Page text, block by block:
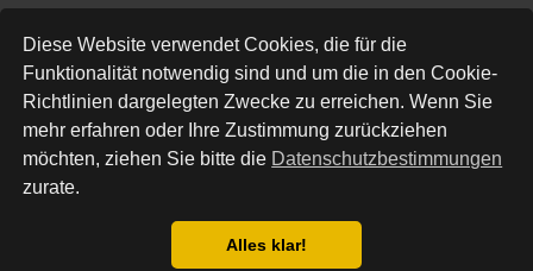
Datenschutzbestimmung
Diese Website verwendet Cookies, die für die
Funktionalität notwendig sind und um die in den Cookie-
Richtlinien dargelegten Zwecke zu erreichen. Wenn Sie
mehr erfahren oder Ihre Zustimmung zurückziehen
möchten, ziehen Sie bitte die Datenschutzbestimmungen
zurate.
Alles klar!
SICHERE BEZAHLUNG
© All Rights Reserved, Stofflokal